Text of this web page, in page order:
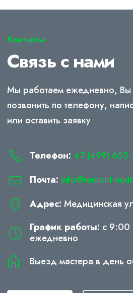
Контакты
Связь с нами
Мы работаем ежедневно,
позвонить по телефону,
или оставить заявку
Телефон: +7 (499) 653-
Почта: info@remont-
Адрес: Медицинская
График работы: с 9:00
ежедневно
Выезд мастера в день